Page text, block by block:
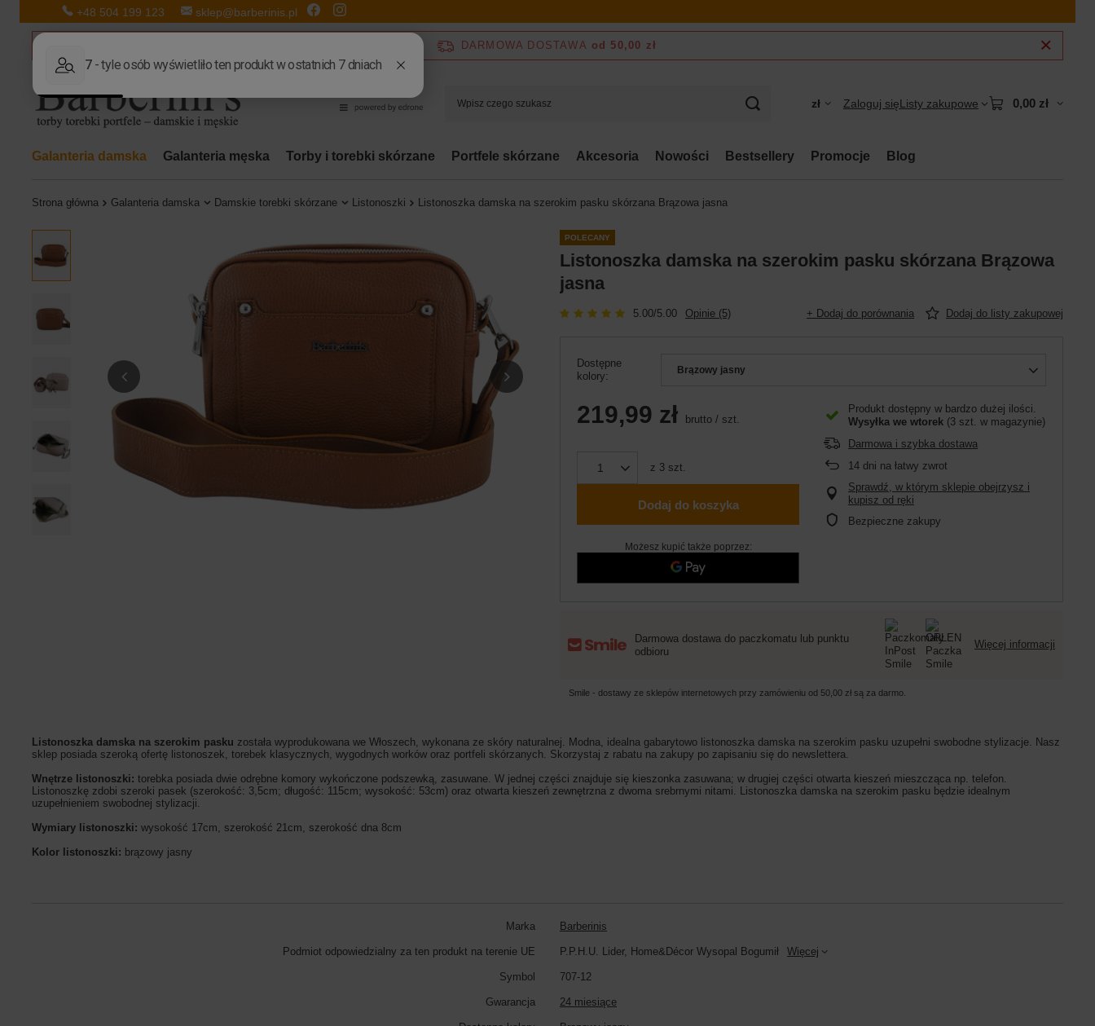
+48 504 199 123 sklep@barberinis.pl
DARMOWA DOSTAWA od 50,00 zł
zł Zaloguj sięListy zakupowe 0,00 zł
Galanteria damska Galanteria męska Torby i torebki skórzane Portfele skórzane Akcesoria Nowości Bestsellery Promocje Blog
Strona główna Galanteria damska Damskie torebki skórzane Listonoszki Listonoszka damska na szerokim pasku skórzana Brązowa jasna
POLECANY
Listonoszka damska na szerokim pasku skórzana Brązowa
jasna
5.00/5.00 Opinie (5) + Dodaj do porównania Dodaj do listy zakupowej
Dostępne
kolory
Brązowy jasny
219,99 zł brutto / szt.
z 3 szt.
Dodaj do koszyka
Możesz kupić także poprzez:
Produkt dostępny w bardzo dużej ilości
Wysyłka we wtorek (3 szt. w magazynie)
Darmowa i szybka dostawa
14 dni na łatwy zwrot
Sprawdź, w którym sklepie obejrzysz i
kupisz od ręki
Bezpieczne zakupy
Darmowa dostawa do paczkomatu lub punktu
odbioru
Więcej informacji
Smile - dostawy ze sklepów internetowych przy zamówieniu od 50,00 zł są za darmo.
Listonoszka damska na szerokim pasku została wyprodukowana we Włoszech, wykonana ze skóry naturalnej. Modna, idealna gabarytowo listonoszka damska na szerokim pasku uzupełni swobodne stylizacje. Nasz
sklep posiada szeroką ofertę listonoszek, torebek klasycznych, wygodnych worków oraz portfeli skórzanych. Skorzystaj z rabatu na zakupy po zapisaniu się do newslettera.
Wnętrze listonoszki: torebka posiada dwie odrębne komory wykończone podszewką, zasuwane. W jednej części znajduje się kieszonka zasuwana; w drugiej części otwarta kieszeń mieszcząca np. telefon.
Listonoszkę zdobi szeroki pasek (szerokość: 3,5cm; długość: 115cm; wysokość: 53cm) oraz otwarta kieszeń zewnętrzna z dwoma srebrnymi nitami. Listonoszka damska na szerokim pasku będzie idealnym
uzupełnieniem swobodnej stylizacji.
Wymiary listonoszki: wysokość 17cm, szerokość 21cm, szerokość dna 8cm
Kolor listonoszki: brązowy jasny
Marka Barberinis
Podmiot odpowiedzialny za ten produkt na terenie UE P.P.H.U. Lider, Home&Décor Wysopal Bogumił Więcej
Symbol 707-12
Gwarancja 24 miesiące